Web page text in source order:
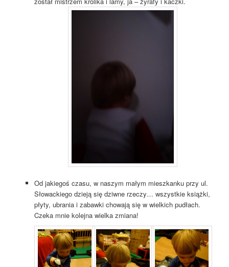
Od jakiegoś czasu, w naszym małym mieszkanku przy ul.
Słowackiego dzieją się dziwne rzeczy… wszystkie książki,
płyty, ubrania i zabawki chowają się w wielkich pudłach.
Czeka mnie kolejna wielka zmiana!